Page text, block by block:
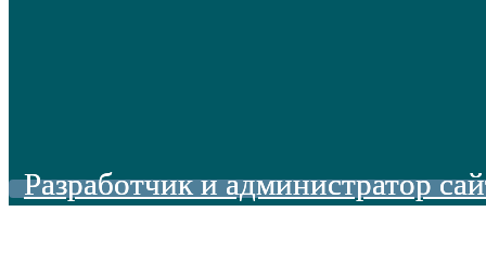
Разработчик и администратор